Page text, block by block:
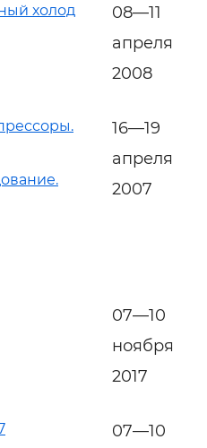
холод
08—11
апреля
2008
16—19
апреля
2007
07—10
ноября
2017
07—10